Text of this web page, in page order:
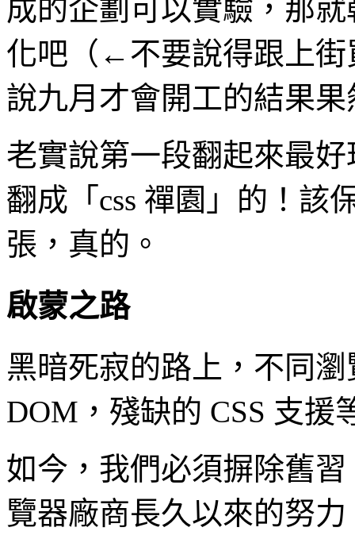
成的企劃可以實驗，那就
化吧（←不要說得跟上街
說九月才會開工的結果
老實說第一段翻起來最
翻成「css 禪園」的！該
張，真的。
啟蒙之路
黑暗死寂的路上，不同
DOM，殘缺的 CSS 支援
如今，我們必須摒除舊習
覽器廠商長久以來的努